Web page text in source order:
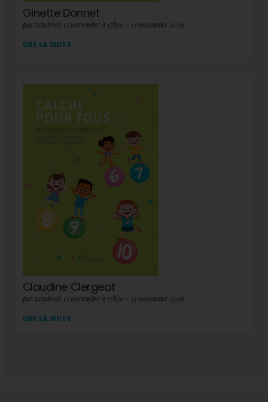
Ginette Donnet
par vendredi 13 novembre à 17h30 - 13 novembre 2026
LIRE LA SUITE
Claudine Clergeat
par vendredi 13 novembre à 17h30 - 13 novembre 2026
LIRE LA SUITE